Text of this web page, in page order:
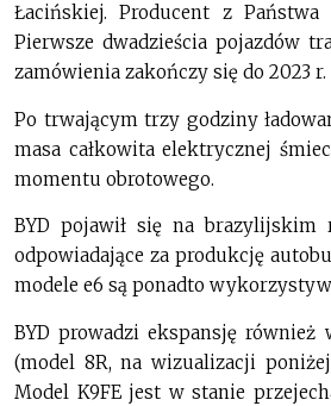
Łacińskiej. Producent z
Pierwsze dwadzieścia pojazdów
zamówienia zakończy się do 2023 r.
Po trwającym trzy godziny
masa całkowita elektrycznej
momentu obrotowego.
BYD pojawił się na
odpowiadające za produkcję
modele e6 są ponadto
BYD prowadzi ekspansję również
(model 8R, na wizualizacji
Model K9FE jest w stanie